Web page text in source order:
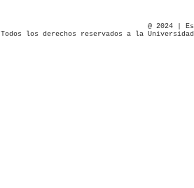
@ 2024 |
Todos los derechos reservados a la